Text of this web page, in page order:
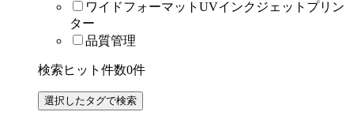
ワイドフォーマットUVインクジェットプリン
ター
品質管理
検索ヒット件数0件